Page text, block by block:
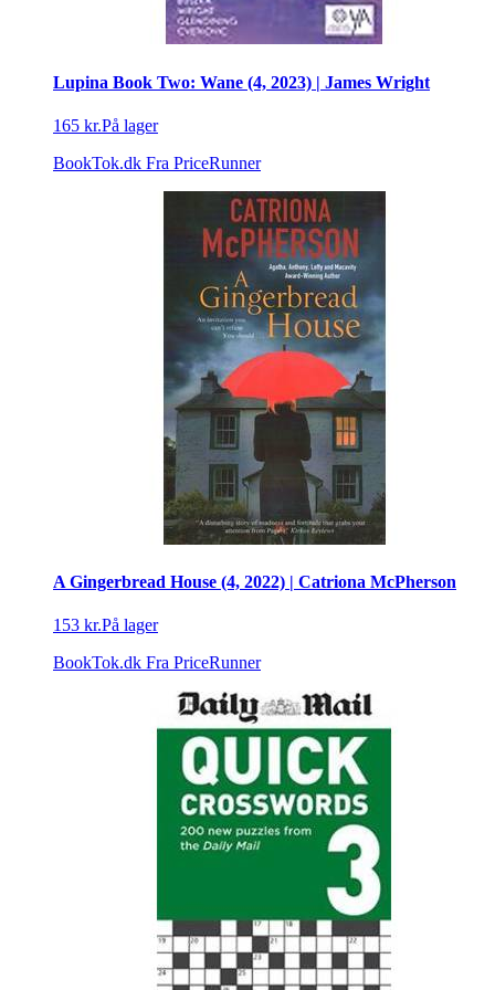
Lupina Book Two: Wane (4, 2023) | James Wright
165 kr.På lager
BookTok.dk Fra PriceRunner
A Gingerbread House (4, 2022) | Catriona McPherson
153 kr.På lager
BookTok.dk Fra PriceRunner